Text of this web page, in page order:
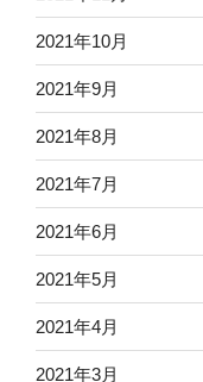
2021年10月
2021年9月
2021年8月
2021年7月
2021年6月
2021年5月
2021年4月
2021年3月